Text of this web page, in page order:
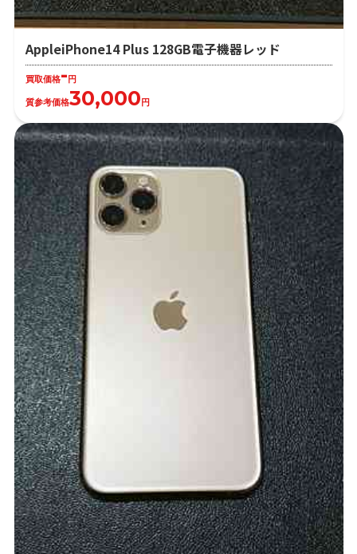
AppleiPhone14 Plus 128GB電子機器レッド
買取価格-円
質参考価格30,000円